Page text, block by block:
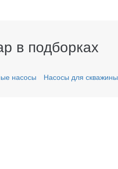
в подборках
насосы Насосы для скважины